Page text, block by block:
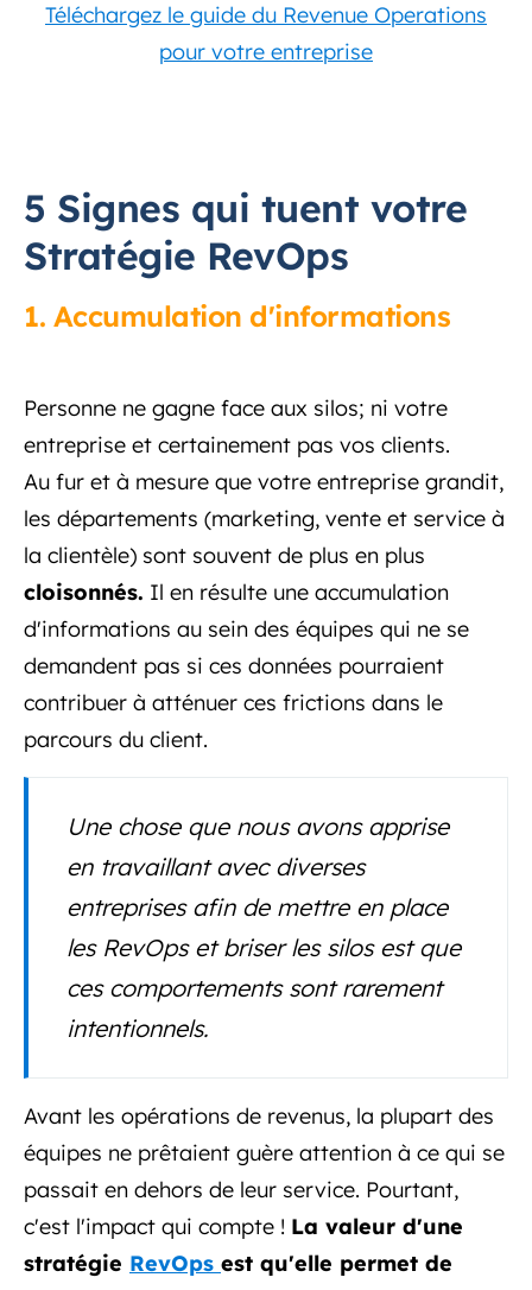
Téléchargez le guide du Revenue Operations
pour votre entreprise
5 Signes qui tuent votre
Stratégie RevOps
1. Accumulation d'informations
Personne ne gagne face aux silos; ni votre
entreprise et certainement pas vos clients.
Au fur et à mesure que votre entreprise grandit,
les départements (marketing, vente et service à
la clientèle) sont souvent de plus en plus
cloisonnés. Il en résulte une accumulation
d'informations au sein des équipes qui ne se
demandent pas si ces données pourraient
contribuer à atténuer ces frictions dans le
parcours du client.
Une chose que nous avons apprise
en travaillant avec diverses
entreprises afin de mettre en place
les RevOps et briser les silos est que
ces comportements sont rarement
intentionnels.
Avant les opérations de revenus, la plupart des
équipes ne prêtaient guère attention à ce qui se
passait en dehors de leur service. Pourtant,
c'est l'impact qui compte ! La valeur d'une
stratégie RevOps est qu'elle permet de